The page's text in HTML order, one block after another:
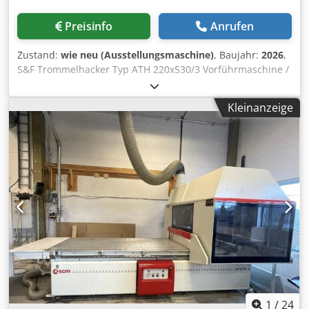
Preisinfo Anrufen
Zustand: wie neu (Ausstellungsmaschine), Baujahr: 2026,
S&F Trommelhacker Typ ATH 220x530/3 Vorführmaschine /
Messemaschine / Neumaschine Massive Ausführung mit
langer Lebensdauer Einzugshöhe: 200 mm Einzugsbreite:
500 mm Anzahl Hackmesser: 2 Stück Anzahl Gegenmesser:
1 Stück Rotordurchmesser: 520 mm (Vollstahlrotor) Anzahl
Einzugswalzen: 3 Stück Durchsatzleistung: bis ca. 20 rm/h
* Hacklänge: ca. 30 mm Antriebsleistung Hacker: 45 kW
bzw. nach Absprache Antriebsleistung Einzugswalzen: 2 x
2,2 kW Betriebs-/ Steuerspannung:400/220 V, 50 Hz
Gewicht: 2.600 kg *abhängig von Hacklänge, kW
Hauptmotor, Messerzahl, Beschickung S&F Hackmaschinen
und Trommelhacker mit horizontalem Einzug werden in
vielen Bereichen der holzverarbeitenden Industrie
(Sägewerke, Holzwerke) eingesetzt. Hacker der Baureihe
„ATH“ erzeugen aus Resthölzern hochwertige und
homogene Hackschnitzel mit geringem Feinanteil,
beispielsweise als Qualitätshackschnitzel für die
Kleinanzeige
1 /24